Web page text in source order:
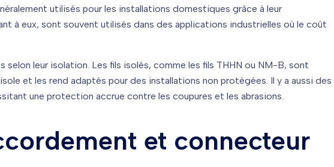
utilisés pour les installations domestiques grâce à leur
à eux, sont souvent utilisés dans des applications industrielles où le coût
selon leur isolation. Les fils isolés, comme les fils THHN ou NM-B, sont
et les rend adaptés pour des installations non protégées. Il y a aussi des
une protection accrue contre les coupures et les abrasions.
et connecteur